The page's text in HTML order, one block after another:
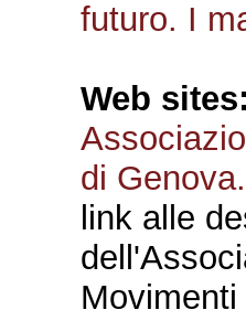
futuro. I
Web
di
link alle